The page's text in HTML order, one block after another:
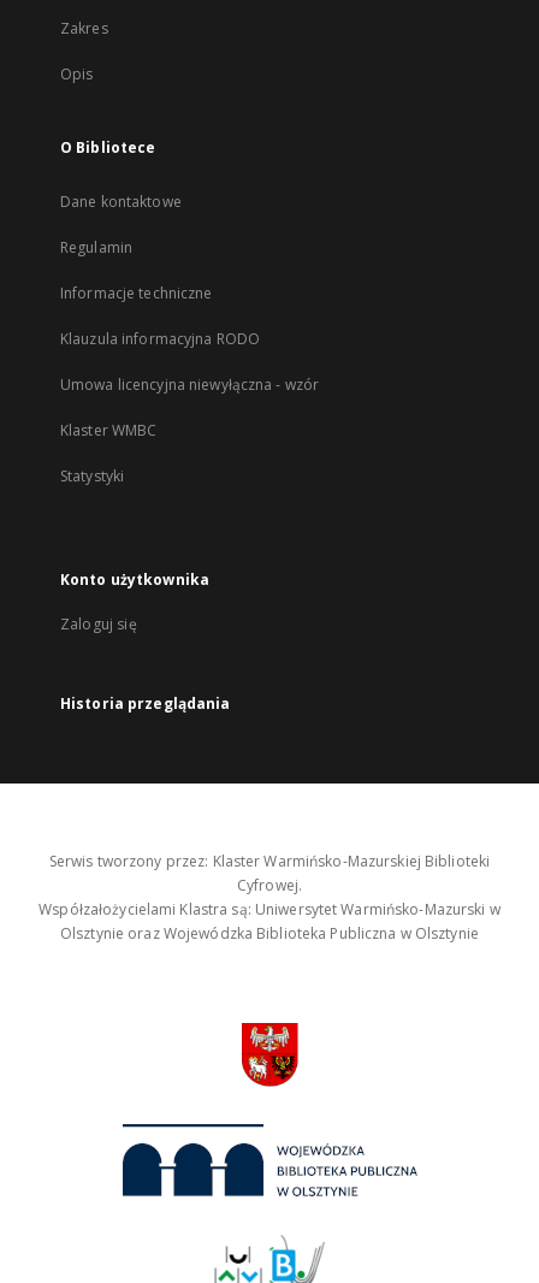
Zakres
Opis
O Bibliotece
Dane kontaktowe
Regulamin
Informacje techniczne
Klauzula informacyjna RODO
Umowa licencyjna niewyłączna - wzór
Klaster WMBC
Statystyki
Konto użytkownika
Zaloguj się
Historia przeglądania
Serwis tworzony przez: Klaster Warmińsko-Mazurskiej Biblioteki
Cyfrowej.
Współzałożycielami Klastra są: Uniwersytet Warmińsko-Mazurski w
Olsztynie oraz Wojewódzka Biblioteka Publiczna w Olsztynie